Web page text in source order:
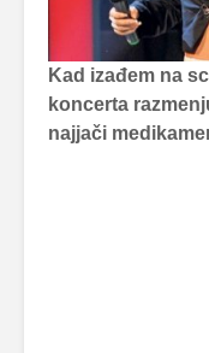
Kad izađem na
koncerta
najjači